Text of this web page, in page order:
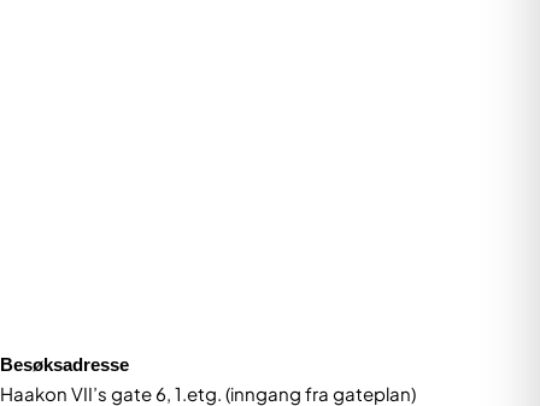
Besøksadresse
Haakon VII’s gate 6, 1.etg. (inngang fra gateplan)